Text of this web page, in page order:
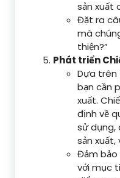
sản xuất
Đặt ra
mà
thiện?”
Phát triển
Dựa
bạn cần
xuất.
định về
sử dụng,
sản
Đảm bảo
với mục